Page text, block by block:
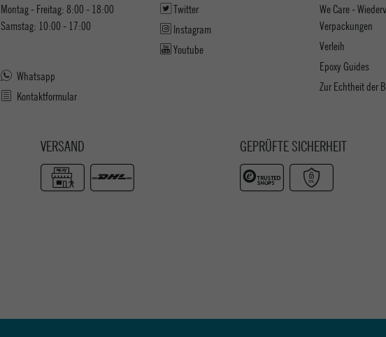
Montag - Freitag: 8:00 - 18:00
Samstag: 10:00 - 17:00
Whatsapp
Kontaktformular
We Care -
Verpackungen
Verleih
Epoxy Guides
Zur Echtheit der
Twitter
Instagram
Youtube
VERSAND GEPRÜFTE SICHERHEIT